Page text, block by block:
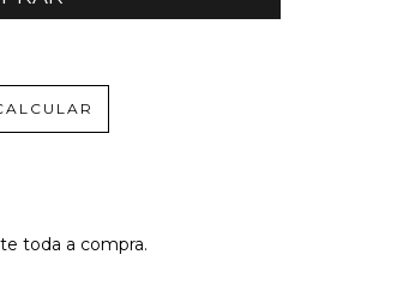
toda a compra.